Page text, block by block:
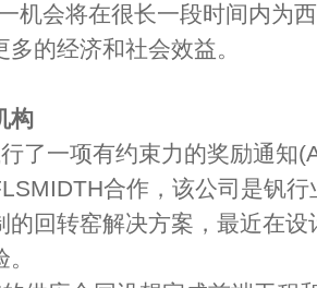
机会将在很长一段时间内为
的经济和社会效益。
构
了一项有约束力的奖励通知
合作，该公司是钒
的回转窑解决方案，最近在